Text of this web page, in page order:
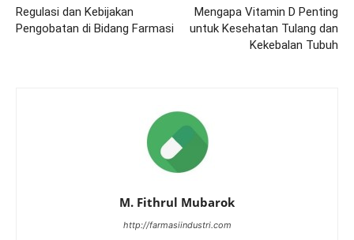
Regulasi dan Kebijakan
Pengobatan di Bidang Farmasi
Mengapa Vitamin D Penting
untuk Kesehatan Tulang dan
Kekebalan Tubuh
M. Fithrul Mubarok
http://farmasiindustri.com